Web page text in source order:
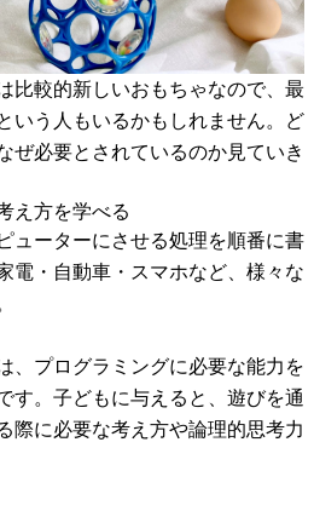
比較的新しいおもちゃなので、最
いう人もいるかもしれません。ど
ぜ必要とされているのか見ていき
え方を学べる
ューターにさせる処理を順番に書
電・自動車・スマホなど、様々な
、プログラミングに必要な能力を
す。子どもに与えると、遊びを通
際に必要な考え方や論理的思考力